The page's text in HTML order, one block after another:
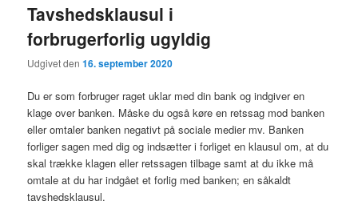
Tavshedsklausul i
forbrugerforlig ugyldig
Udgivet den16. september 2020
Du er som forbruger raget uklar med din bank og indgiver en
klage over banken. Måske du også køre en retssag mod banken
eller omtaler banken negativt på sociale medier mv. Banken
forliger sagen med dig og indsætter i forliget en klausul om, at du
skal trække klagen eller retssagen tilbage samt at du ikke må
omtale at du har indgået et forlig med banken; en såkaldt
tavshedsklausul.